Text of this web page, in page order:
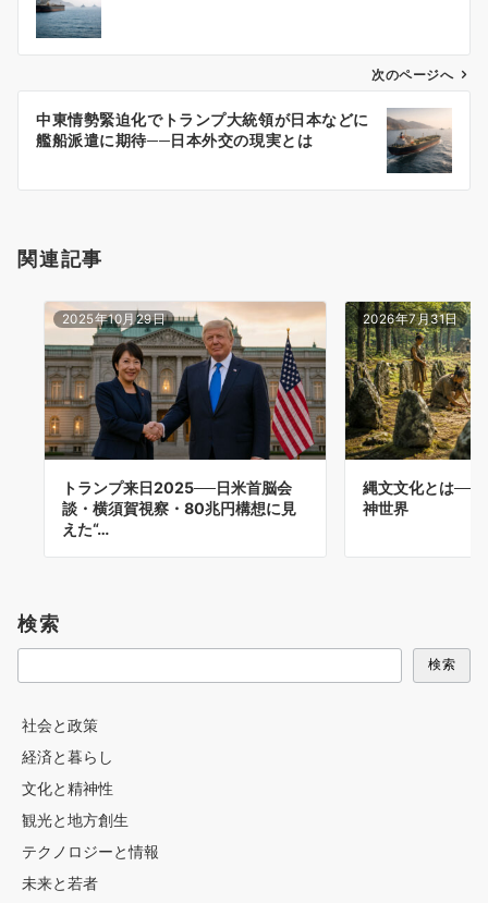
ビ
ン
次のページへ
中東情勢緊迫化でトランプ大統領が日本などに
艦船派遣に期待──日本外交の現実とは
関連記事
2025年10月29日
トランプ来日2025──日米首脳会
談・横須賀視察・80兆円構想に見
えた“…
2026年7月31日
縄文文化とは──
神世界
検索
検索
社会と政策
経済と暮らし
文化と精神性
観光と地方創生
テクノロジーと情報
未来と若者